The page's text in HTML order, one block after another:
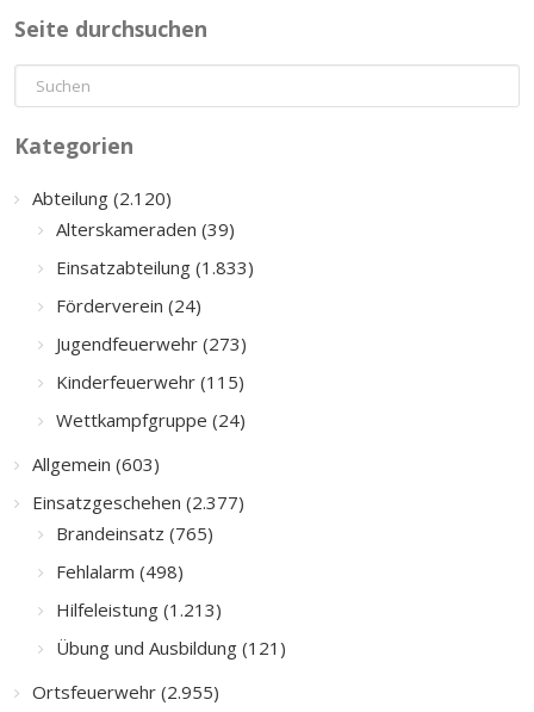
Seite durchsuchen
Kategorien
Abteilung (2.120)
Alterskameraden (39)
Einsatzabteilung (1.833)
Förderverein (24)
Jugendfeuerwehr (273)
Kinderfeuerwehr (115)
Wettkampfgruppe (24)
Allgemein (603)
Einsatzgeschehen (2.377)
Brandeinsatz (765)
Fehlalarm (498)
Hilfeleistung (1.213)
Übung und Ausbildung (121)
Ortsfeuerwehr (2.955)